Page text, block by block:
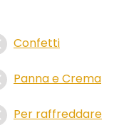
Confetti
Panna e Crema
Per raffreddare